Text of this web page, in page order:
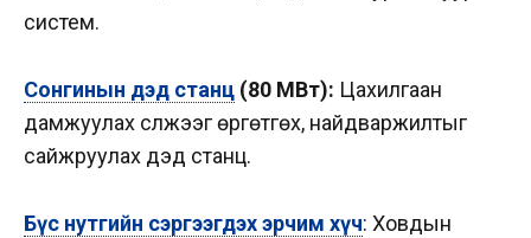
систем.
Сонгинын дэд станц (80 МВт): Цахилгаан
дамжуулах сүлжээг өргөтгөх, найдваржилтыг
сайжруулах дэд станц.
Бүс нутгийн сэргээгдэх эрчим хүч: Ховдын